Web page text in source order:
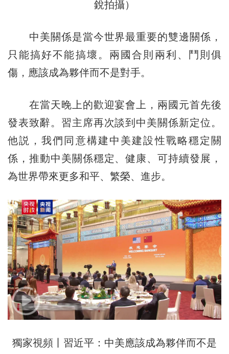
銳拍攝）
中美關係是當今世界最重要的雙邊關係，
只能搞好不能搞壞。兩國合則兩利、鬥則俱
傷，應該成為夥伴而不是對手。
在當天晚上的歡迎宴會上，兩國元首先後
發表致辭。習主席再次談到中美關係新定位。
他説，我們同意構建中美建設性戰略穩定關
係，推動中美關係穩定、健康、可持續發展，
為世界帶來更多和平、繁榮、進步。
獨家視頻丨習近平：中美應該成為夥伴而不是